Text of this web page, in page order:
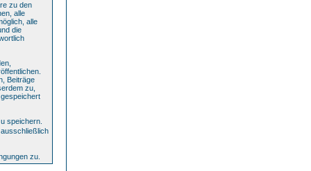
zu den
alle
alle
die
Beiträge
zu,
speichern.
zu.